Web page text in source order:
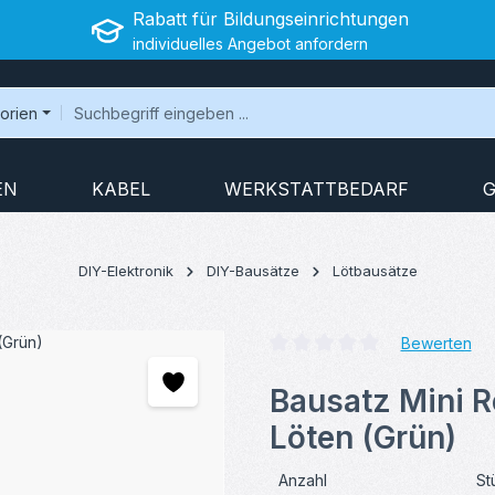
Rabatt für Bildungseinrichtungen
individuelles Angebot anfordern
KABEL WERKSTATTBEDARF
DIY-Elektronik DIY-Bausätze Lötbausätze
Bewerten
Bausatz Mini
Löten (Grün)
Anzahl